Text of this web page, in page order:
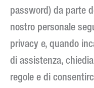
password) da parte
nostro personale
privacy e, quando
di assistenza,
regole e di